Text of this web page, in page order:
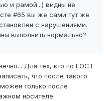
и рамой...) видны не
#65 вы же сами тут же
с нарушениями.
выполнить нормально?
Для тех, кто по ГОСТ
что после такого
только после
носителе.